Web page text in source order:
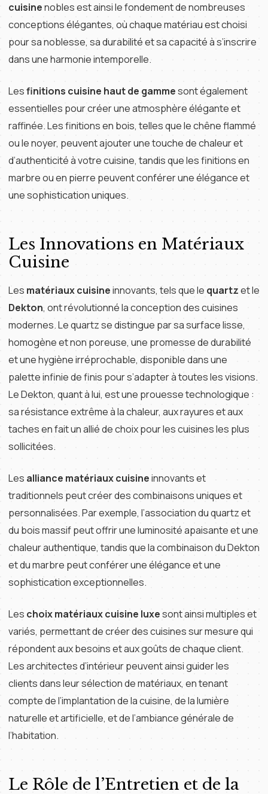
cuisinenobles est ainsi le fondement de nombreuses
conceptions élégantes, où chaque matériau est choisi
pour sa noblesse, sa durabilité et sa capacité à s’inscrire
dans une harmonie intemporelle.
Lesfinitions cuisine haut de gammesont également
essentielles pour créer une atmosphère élégante et
raffinée. Les finitions en bois, telles que le chêne flammé
ou le noyer, peuvent ajouter une touche de chaleur et
d’authenticité à votre cuisine, tandis que les finitions en
marbre ou en pierre peuvent conférer une élégance et
une sophistication uniques.
Les Innovations en Matériaux
Cuisine
Les matériaux cuisineinnovants, tels que le quartzet le
Dekton, ont révolutionné la conception des cuisines
modernes. Le quartz se distingue par sa surface lisse,
homogène et non poreuse, une promesse de durabilité
et une hygiène irréprochable, disponible dans une
palette infinie de finis pour s’adapter à toutes les visions.
Le Dekton, quant à lui, est une prouesse technologique :
sa résistance extrême à la chaleur, aux rayures et aux
taches en fait un allié de choix pour les cuisines les plus
sollicitées.
Les alliance matériaux cuisineinnovants et
traditionnels peut créer des combinaisons uniques et
personnalisées. Par exemple, l’association du quartz et
du bois massif peut offrir une luminosité apaisante et une
chaleur authentique, tandis que la combinaison du Dekton
et du marbre peut conférer une élégance et une
sophistication exceptionnelles.
Les choix matériaux cuisine luxesont ainsi multiples et
variés, permettant de créer des cuisines sur mesure qui
répondent aux besoins et aux goûts de chaque client.
Les architectes d’intérieur peuvent ainsi guider les
clients dans leur sélection de matériaux, en tenant
compte de l’implantation de la cuisine, de la lumière
naturelle et artificielle, et de l’ambiance générale de
l’habitation.
Le Rôle de l’Entretien et de la